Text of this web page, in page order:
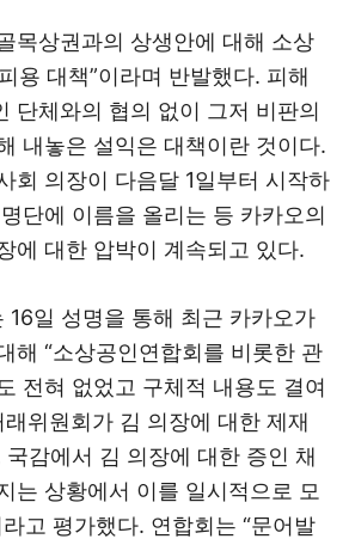
목상권과의 상생안에 대해 소상
용 대책”이라며 반발했다. 피해
단체와의 협의 없이 그저 비판의
내놓은 설익은 대책이란 것이다.
회 의장이 다음달 1일부터 시작하
단에 이름을 올리는 등 카카오의
에 대한 압박이 계속되고 있다.
16일 성명을 통해 최근 카카오가
해 “소상공인연합회를 비롯한 관
전혀 없었고 구체적 내용도 결여
래위원회가 김 의장에 대한 제재
감에서 김 의장에 대한 증인 채
는 상황에서 이를 일시적으로 모
고 평가했다. 연합회는 “문어발